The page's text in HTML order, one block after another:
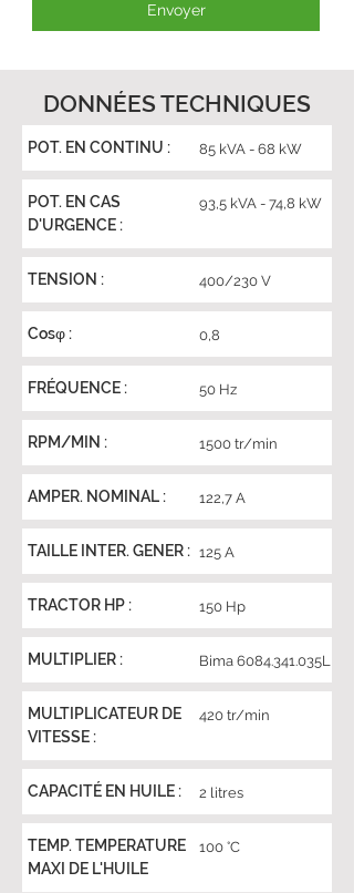
Envoyer
DONNÉES TECHNIQUES
POT. EN CONTINU : 85 kVA - 68 kW
POT. EN CAS
D'URGENCE :
93,5 kVA - 74,8 kW
TENSION : 400/230 V
Cosφ : 0,8
FRÉQUENCE : 50 Hz
RPM/MIN : 1500 tr/min
AMPER. NOMINAL : 122,7 A
TAILLE INTER. GENER : 125 A
TRACTOR HP : 150 Hp
MULTIPLIER : Bima 6084.341.035L
MULTIPLICATEUR DE
VITESSE :
420 tr/min
CAPACITÉ EN HUILE : 2 litres
TEMP. TEMPERATURE
MAXI DE L'HUILE
100 °C